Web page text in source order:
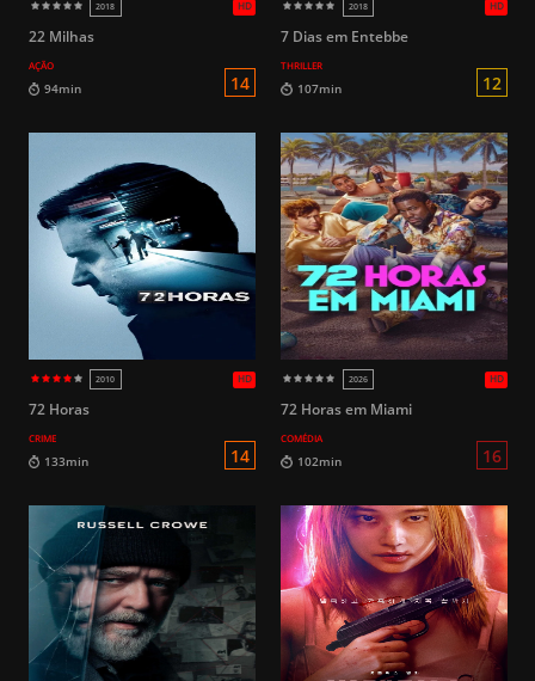
115min 16
2018
143min
22 Milhas
AÇÃO
14
7 Dias em Entebbe
THRILLER
72 Horas
CRIME
72 Horas em Miami
COMÉDIA